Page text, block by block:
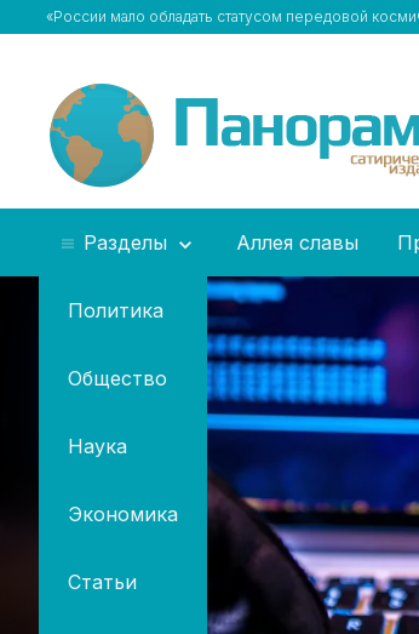
«России мало обладать статусом передовой
Разделы
Политика
Общество
Наука
Экономика
Статьи
Аллея славы